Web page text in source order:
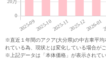
※直近１年間のアクア(大分県)の中古車平
れている為、現状とは変化している場合がご
※上記データは「本体価格」が表示されて